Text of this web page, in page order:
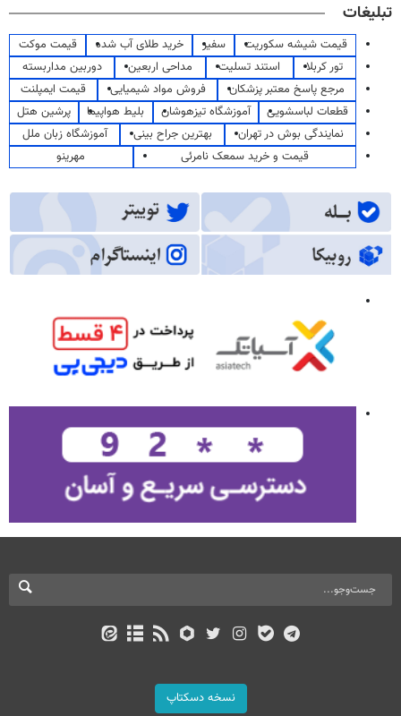
تبلیغات
قیمت شیشه سکوریت سفیر خرید طلای آب شده
قیمت موکت
تور کربلا
استند تسلیت مداحی اربعین
دوربین مداربسته
مرجع پاسخ معتبر پزشکان
فروش مواد شیمیایی
قیمت ایمپلنت
قطعات لباسشویی
آموزشگاه تیزهوشان بلیط هواپیما
پرشین هتل
نمایندگی بوش در تهران
بهترین جراح بینی
آموزشگاه زبان ملل
قیمت و خرید سمعک نامرئی
مهرینو
نسخه دسکتاپ